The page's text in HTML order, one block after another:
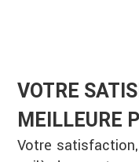
VOTRE
MEILLEURE
Votre